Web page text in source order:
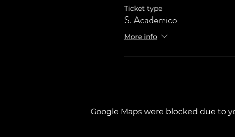
Ticket type
S. Academico
More info
Google Maps were blocked due to